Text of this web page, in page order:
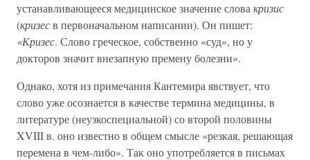
устанавливающееся медицинское значение слова кризис
(кризесв первоначальном написании). Он пишет:
«Кризес. Слово греческое, собственно «суд», но у
докторов значит внезапную премену болезни».
Однако, хотя из примечания Кантемира явствует, что
слово уже осознается в качестве термина медицины, в
литературе (неузкоспециальной) со второй половины
XVIII в. оно известно в общем смысле «резкая, решающая
перемена в чем-либо». Так оно употребляется в письмах